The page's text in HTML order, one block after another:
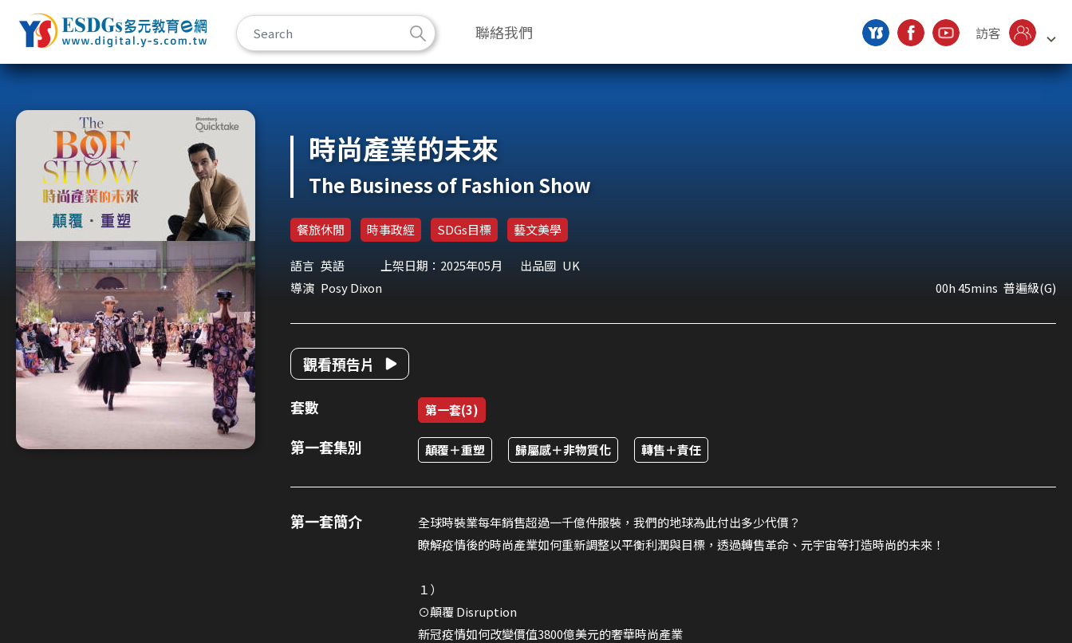
宇勗公播平台
訪客
聯絡我們
時尚產業的未來
The Business of Fashion Show
餐旅休閒 時事政經 SDGs目標 藝文美學
語言 英語 上架日期：2025年05月 出品國 UK
導演 Posy Dixon 00h 45mins 普遍級(G)
觀看預告片
套數 第一套(3)
第一套集別 顛覆＋重塑 歸屬感＋非物質化 轉售＋責任
第一套簡介
全球時裝業每年銷售超過一千億件服裝，我們的地球為此付出多少代價？
瞭解疫情後的時尚產業如何重新調整以平衡利潤與目標，透過轉售革命、元宇宙等打造時尚的未來！
１）
⊙顛覆 Disruption
新冠疫情如何改變價值3800億美元的奢華時尚產業